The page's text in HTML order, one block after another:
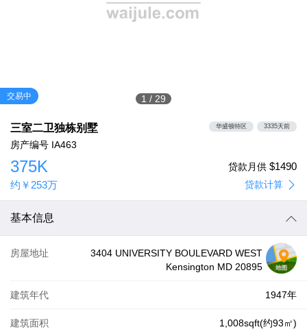
1 / 29
交易中
三室二卫独栋别墅
房产编号 IA463
华盛顿特区 3335天前
375K
约 ￥253万
贷款月供 $1490
贷款计算
基本信息
房屋地址
3404 UNIVERSITY BOULEVARD WEST
Kensington MD 20895
建筑年代 1947年
建筑面积 1,008sqft(约93㎡)